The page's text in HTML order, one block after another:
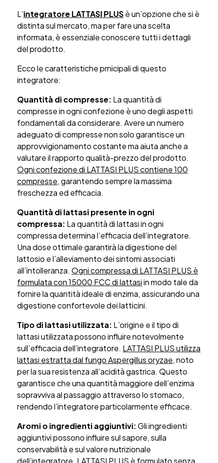
L’integratore LATTASI PLUSè un’opzione che si è
distinta sul mercato, ma per fare una scelta
informata, è essenziale conoscere tutti i dettagli
del prodotto.
Ecco le caratteristiche prnicipali di questo
integratore:
Quantità di compresse: La quantità di
compresse in ogni confezione è uno degli aspetti
fondamentali da considerare. Avere un numero
adeguato di compresse non solo garantisce un
approvvigionamento costante ma aiuta anche a
valutare il rapporto qualità-prezzo del prodotto.
Ogni confezione di LATTASI PLUS contiene 100
compresse, garantendo sempre la massima
freschezza ed efficacia.
Quantità di lattasi presente in ogni
compressa: La quantità di lattasi in ogni
compressa determina l’efficacia dell’integratore.
Una dose ottimale garantirà la digestione del
lattosio e l’alleviamento dei sintomi associati
all’intolleranza. Ogni compressa di LATTASI PLUS è
formulata con 15000 FCC di lattasiin modo tale da
fornire la quantità ideale di enzima, assicurando una
digestione confortevole dei latticini.
Tipo di lattasi utilizzata: L’origine e il tipo di
lattasi utilizzata possono influire notevolmente
sull’efficacia dell’integratore. LATTASI PLUS utilizza
lattasi estratta dal fungo Aspergillus oryzae, noto
per la sua resistenza all’acidità gastrica. Questo
garantisce che una quantità maggiore dell’enzima
sopravviva al passaggio attraverso lo stomaco,
rendendo l’integratore particolarmente efficace.
Aromi o ingredienti aggiuntivi:Gli ingredienti
aggiuntivi possono influire sul sapore, sulla
conservabilità e sul valore nutrizionale
dell’integratore. LATTASI PLUS è formulato senza